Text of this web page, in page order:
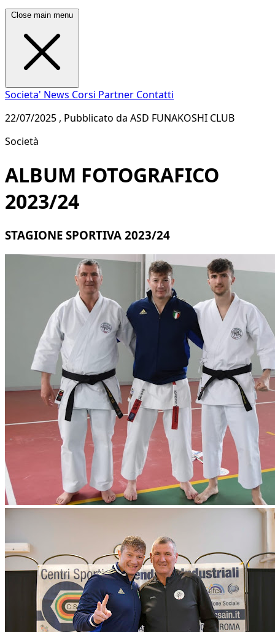
Close main menu
Societa' News Corsi Partner Contatti
22/07/2025 , Pubblicato da ASD FUNAKOSHI CLUB
Società
ALBUM FOTOGRAFICO
2023/24
STAGIONE SPORTIVA 2023/24